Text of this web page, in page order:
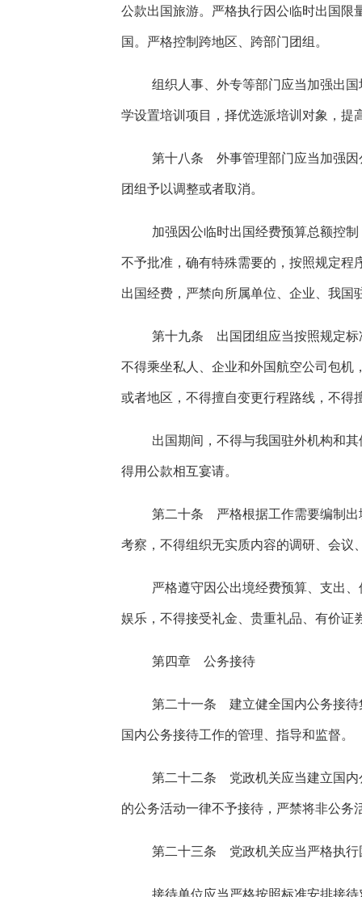
公款出国旅游。严格执行因公临时出国限
国。严格控制跨地区、跨部门团组。
组织人事、外专等部门应当加强出
学设置培训项目，择优选派培训对象，提
第十八条 外事管理部门应当加强因
团组予以调整或者取消。
加强因公临时出国经费预算总额控
不予批准，确有特殊需要的，按照规定程
出国经费，严禁向所属单位、企业、我国
第十九条 出国团组应当按照规定标
不得乘坐私人、企业和外国航空公司包机
或者地区，不得擅自变更行程路线，不得
出国期间，不得与我国驻外机构和
得用公款相互宴请。
第二十条 严格根据工作需要编制出
考察，不得组织无实质内容的调研、会议
严格遵守因公出境经费预算、支出
娱乐，不得接受礼金、贵重礼品、有价证
第四章 公务接待
第二十一条 建立健全国内公务接待
国内公务接待工作的管理、指导和监督。
第二十二条 党政机关应当建立国内
的公务活动一律不予接待，严禁将非公务
第二十三条 党政机关应当严格执行
接待单位应当严格按照标准安排接